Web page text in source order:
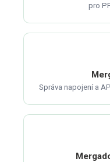
pro
Správa napojení a